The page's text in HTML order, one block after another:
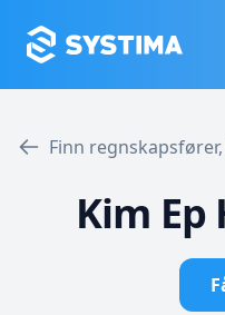
Finn
Kim Ep